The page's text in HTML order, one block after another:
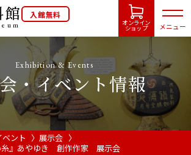
館 入館無料
オンライン
ショップ メニュー
ダー
Exhibition & Events
・イベント情報
ント
展示会
糸』あやゆき 創作作家 展示会